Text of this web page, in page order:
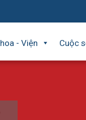
- Viện Cuộc